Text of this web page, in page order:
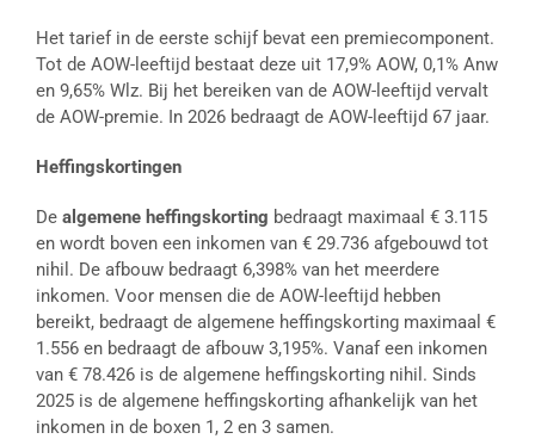
Het tarief in de eerste schijf bevat een premiecomponent.
Tot de AOW-leeftijd bestaat deze uit 17,9% AOW, 0,1% Anw
en 9,65% Wlz. Bij het bereiken van de AOW-leeftijd vervalt
de AOW-premie. In 2026 bedraagt de AOW-leeftijd 67 jaar.
Heffingskortingen
De algemene heffingskorting bedraagt maximaal € 3.115
en wordt boven een inkomen van € 29.736 afgebouwd tot
nihil. De afbouw bedraagt 6,398% van het meerdere
inkomen. Voor mensen die de AOW-leeftijd hebben
bereikt, bedraagt de algemene heffingskorting maximaal €
1.556 en bedraagt de afbouw 3,195%. Vanaf een inkomen
van € 78.426 is de algemene heffingskorting nihil. Sinds
2025 is de algemene heffingskorting afhankelijk van het
inkomen in de boxen 1, 2 en 3 samen.